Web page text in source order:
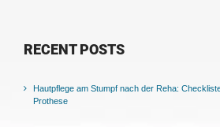
RECENT POSTS
Hautpflege am Stumpf nach der Reha:
Prothese